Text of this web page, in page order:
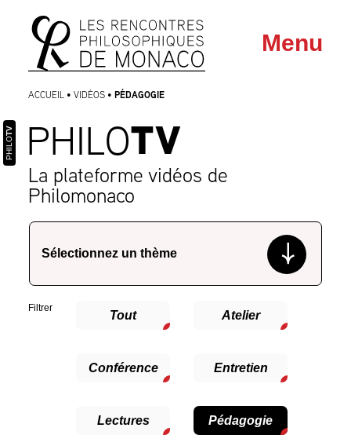
Aller
au
menu
Aller au
contenu
Menu
ACCUEIL • VIDÉOS • PÉDAGOGIE
PHILOTV
La plateforme vidéos de
Philomonaco
Filtrer
Tout Atelier
Conférence Entretien
Lectures Pédagogie
PHILO
TV